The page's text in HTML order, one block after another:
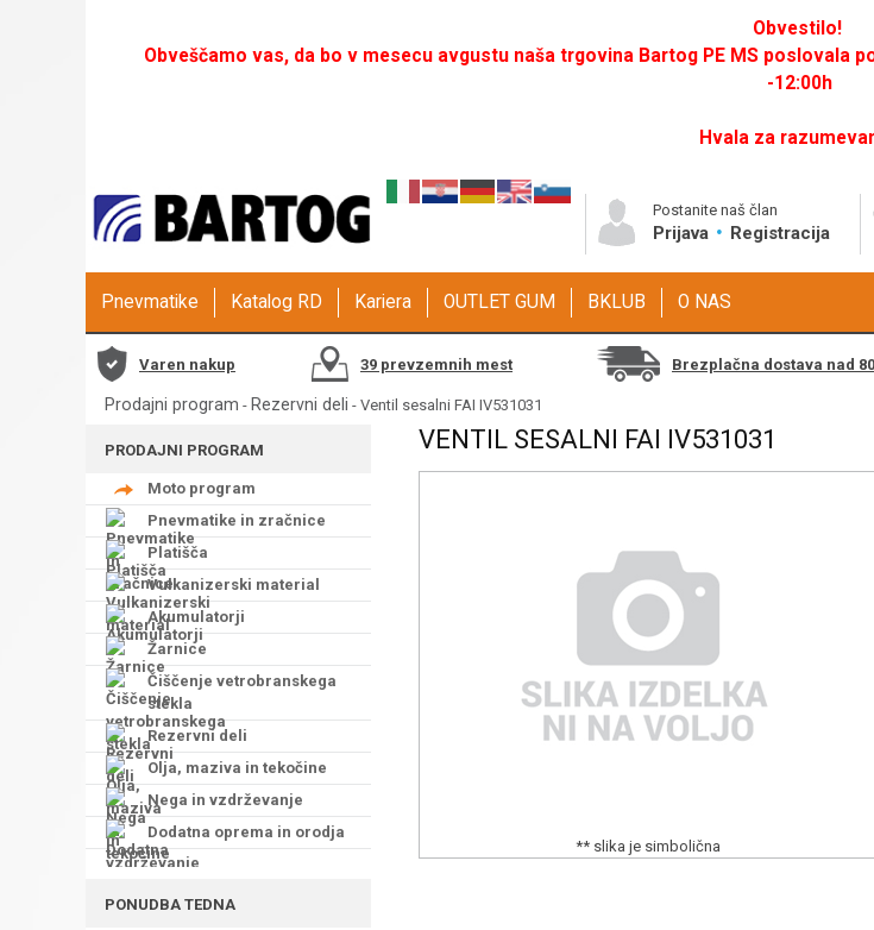
Obvestilo!
Obveščamo vas, da bo v mesecu avgustu naša trgovina Bartog PE MS poslovala
-12:00h
Hvala za
Postanite naš član
Prijava Registracija
Pnevmatike Katalog RD Kariera OUTLET GUM BKLUB O NAS
Varen nakup 39 prevzemnih mest Brezplačna dostava nad
Prodajni program - Rezervni deli - Ventil sesalni FAI IV531031
PRODAJNI PROGRAM
Moto program
Pnevmatike in zračnice
Platišča
Vulkanizerski material
Akumulatorji
Žarnice
Čiščenje vetrobranskega
stekla
Rezervni deli
Olja, maziva in tekočine
Nega in vzdrževanje
Dodatna oprema in orodja
PONUDBA TEDNA
VENTIL SESALNI FAI IV531031
** slika je simbolična